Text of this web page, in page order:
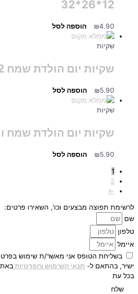
12*26*32
₪4.90 הוספה לסל
שקיות
שקיות יום הולדת שמח 12*31*42
₪5.90 הוספה לסל
שקיות
שקיות יום הולדת שמח ורוד
₪5.90 הוספה לסל
←
לרשימת תפוצה מבצעים וכו', השאירו פרטים:
שם
טלפון
איימל
בשליחת הטופס אני מאשר/ת שימוש בפרטים
ישיר, בהתאם ל-תנאי השימוש והפרטיות
בכל עת
שלח